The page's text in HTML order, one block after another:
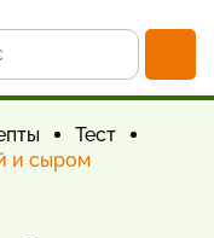
Тест
и сыром